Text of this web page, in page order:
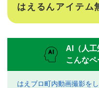
はえるんアイテム
AI（人工
こんな
はえブロ町内動画撮影を